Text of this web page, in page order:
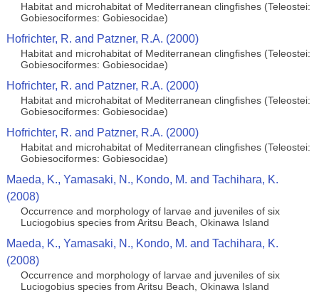
Habitat and microhabitat of Mediterranean clingfishes (Teleostei:
Gobiesociformes: Gobiesocidae)
Hofrichter, R. and Patzner, R.A. (2000)
Habitat and microhabitat of Mediterranean clingfishes (Teleostei:
Gobiesociformes: Gobiesocidae)
Hofrichter, R. and Patzner, R.A. (2000)
Habitat and microhabitat of Mediterranean clingfishes (Teleostei:
Gobiesociformes: Gobiesocidae)
Hofrichter, R. and Patzner, R.A. (2000)
Habitat and microhabitat of Mediterranean clingfishes (Teleostei:
Gobiesociformes: Gobiesocidae)
Maeda, K., Yamasaki, N., Kondo, M. and Tachihara, K.
(2008)
Occurrence and morphology of larvae and juveniles of six
Luciogobius species from Aritsu Beach, Okinawa Island
Maeda, K., Yamasaki, N., Kondo, M. and Tachihara, K.
(2008)
Occurrence and morphology of larvae and juveniles of six
Luciogobius species from Aritsu Beach, Okinawa Island